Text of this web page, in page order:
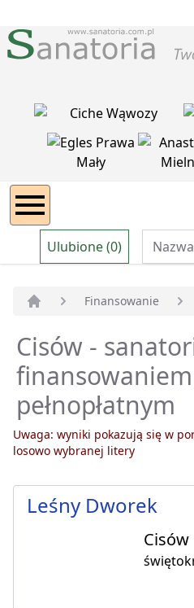
Ulubione (0)
Finansowanie
Cisów -
finansowaniem
pełnopłatnym
Uwaga: wyniki pokazują się w
losowo wybranej litery
Leśny Dworek
Cisów